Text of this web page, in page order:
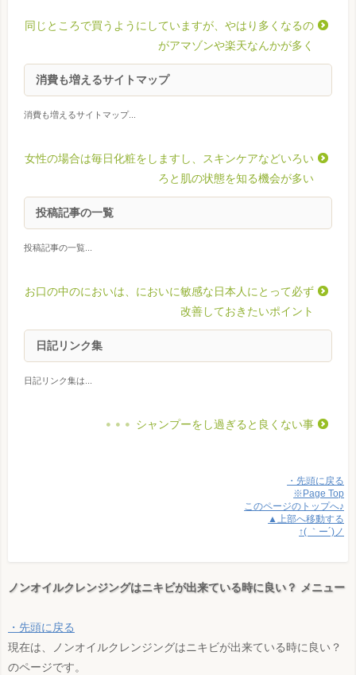
同じところで買うようにしていますが、やはり多くなるの
がアマゾンや楽天なんかが多く
消費も増えるサイトマップ
消費も増えるサイトマップ...
女性の場合は毎日化粧をしますし、スキンケアなどいろい
ろと肌の状態を知る機会が多い
投稿記事の一覧
投稿記事の一覧...
お口の中のにおいは、においに敏感な日本人にとって必ず
改善しておきたいポイント
日記リンク集
日記リンク集は...
シャンプーをし過ぎると良くない事
・先頭に戻る
※Page Top
このページのトップへ♪
▲上部へ移動する
↑( ｀ー´)ノ
ノンオイルクレンジングはニキビが出来ている時に良い？ メニュー
・先頭に戻る
現在は、ノンオイルクレンジングはニキビが出来ている時に良い？
のページです。